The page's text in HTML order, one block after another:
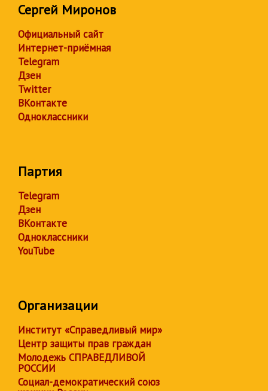
Сергей Миронов
Официальный сайт
Интернет-приёмная
Telegram
Дзен
Twitter
ВКонтакте
Одноклассники
Партия
Telegram
Дзен
ВКонтакте
Одноклассники
YouTube
Организации
Институт «Справедливый мир»
Центр защиты прав граждан
Молодежь СПРАВЕДЛИВОЙ
РОССИИ
Социал-демократический союз